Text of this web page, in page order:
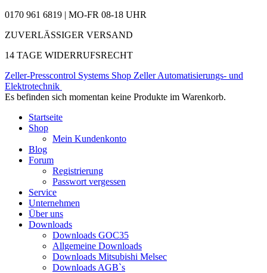
0170 961 6819 | MO-FR 08-18 UHR
ZUVERLÄSSIGER VERSAND
14 TAGE WIDERRUFSRECHT
Zeller-Presscontrol Systems Shop Zeller Automatisierungs- und
Elektrotechnik
Es befinden sich momentan keine Produkte im Warenkorb.
Startseite
Shop
Mein Kundenkonto
Blog
Forum
Registrierung
Passwort vergessen
Service
Unternehmen
Über uns
Downloads
Downloads GOC35
Allgemeine Downloads
Downloads Mitsubishi Melsec
Downloads AGB`s